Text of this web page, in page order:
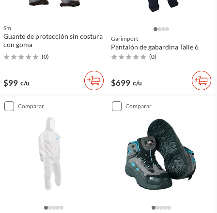
Sm
Guante de protección sin costura
con goma
(0)
$99 c/u
Garimport
Pantalón de gabardina Talle 6
(0)
$699 c/u
comparar comparar